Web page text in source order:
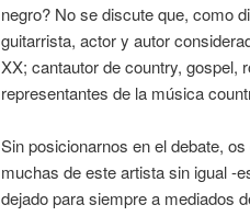
negro? No se discute que, como
guitarrista, actor y autor
XX; cantautor de country, gospel,
representantes de la música
Sin posicionarnos en el debate,
muchas de este artista sin igual -
dejado para siempre a mediados